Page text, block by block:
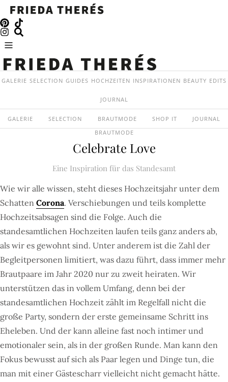
GALERIE SELECTION GUIDES HOCHZEITEN INSPIRATIONEN BEAUTY EDITS
JOURNAL
GALERIE SELECTION BRAUTMODE SHOP IT
JOURNAL
BRAUTMODE
Celebrate Love
Eine Inspiration für das Standesamt
Wie wir alle wissen, steht dieses Hochzeitsjahr unter dem
Schatten Corona. Verschiebungen und teils komplette
Hochzeitsabsagen sind die Folge. Auch die
standesamtlichen Hochzeiten laufen teils ganz anders ab,
als wir es gewohnt sind. Unter anderem ist die Zahl der
Begleitpersonen limitiert, was dazu führt, dass immer mehr
Brautpaare im Jahr 2020 nur zu zweit heiraten. Wir
unterstützen das in vollem Umfang, denn bei der
standesamtlichen Hochzeit zählt im Regelfall nicht die
große Party, sondern der erste gemeinsame Schritt ins
Eheleben. Und der kann alleine fast noch intimer und
emotionaler sein, als in der großen Runde. Man kann den
Fokus bewusst auf sich als Paar legen und Dinge tun, die
man mit einer Gästescharr vielleicht nicht gemacht hätte.